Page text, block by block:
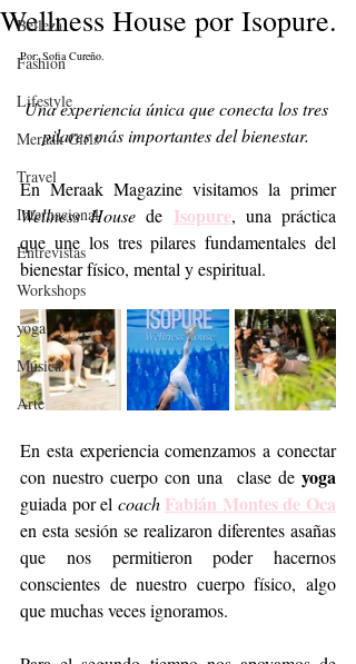
Belleza
Fashion
Lifestyle
Meraak Girls
Travel
Internacional
Entrevistas
Workshops
yoga
Música.
Arte
Wellness House por Isopure.
Por: Sofia Cureño.
Una experiencia única que conecta los tres
pilares más importantes del bienestar.
En Meraak Magazine visitamos la primer
Wellness House de Isopure, una práctica
que une los tres pilares fundamentales del
bienestar físico, mental y espiritual.
En esta experiencia comenzamos a conectar
con nuestro cuerpo con una  clase de yoga
guiada por el coach Fabián Montes de Oca
en esta sesión se realizaron diferentes asañas
que nos permitieron poder hacernos
conscientes de nuestro cuerpo físico, algo
que muchas veces ignoramos.